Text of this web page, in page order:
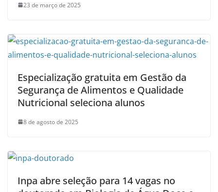
23 de março de 2025
Especialização gratuita em Gestão da
Segurança de Alimentos e Qualidade
Nutricional seleciona alunos
8 de agosto de 2025
Inpa abre seleção para 14 vagas no